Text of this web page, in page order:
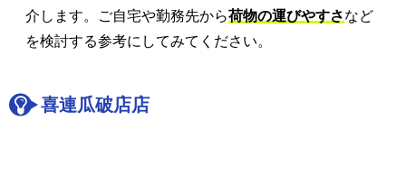
介します。ご自宅や勤務先から荷物の運びやすさなど
を検討する参考にしてみてください。
喜連瓜破店店